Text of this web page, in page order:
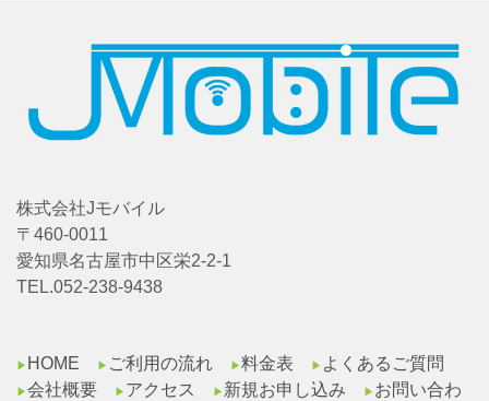
株式会社Jモバイル
〒460-0011
愛知県名古屋市中区栄2-2-1
TEL.052-238-9438
▶︎ HOME ▶︎ ご利用の流れ ▶︎料金表 ▶︎ よくあるご質問
▶︎会社概要 ▶︎ アクセス ▶︎ 新規お申し込み ▶︎ お問い合わ